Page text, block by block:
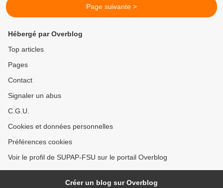
Page suivante >
Hébergé par Overblog
Top articles
Pages
Contact
Signaler un abus
C.G.U.
Cookies et données personnelles
Préférences cookies
Voir le profil de SUPAP-FSU sur le portail Overblog
Créer un blog sur Overblog